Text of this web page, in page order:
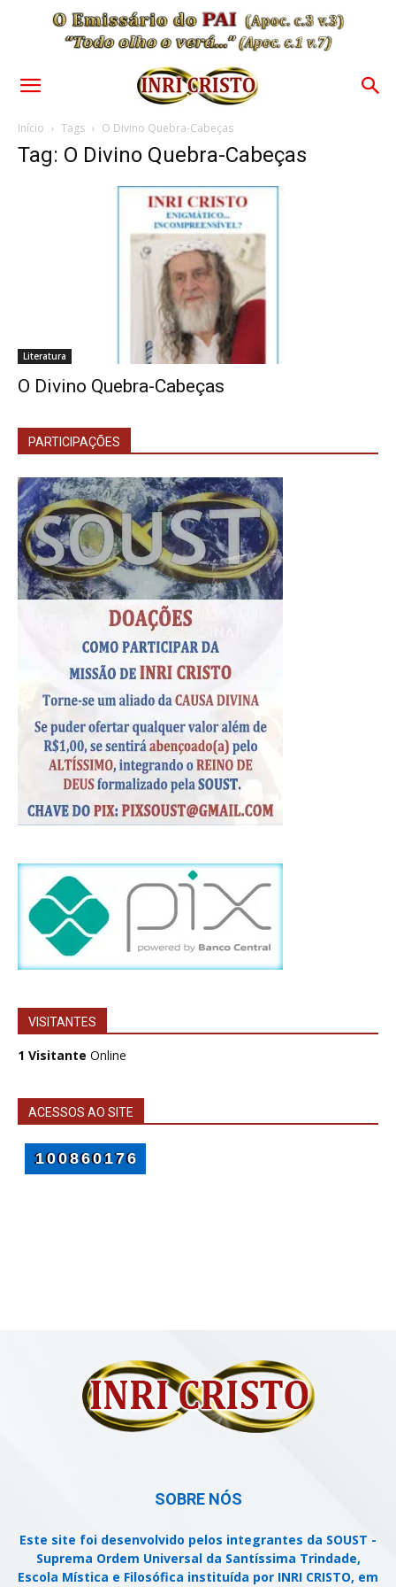
Início Tags O Divino Quebra-Cabeças
Tag: O Divino Quebra-Cabeças
Literatura
O Divino Quebra-Cabeças
PARTICIPAÇÕES
VISITANTES
1 Visitante Online
ACESSOS AO SITE
SOBRE NÓS
Este site foi desenvolvido pelos integrantes da SOUST -
Suprema Ordem Universal da Santíssima Trindade,
Escola Mística e Filosófica instituída por INRI CRISTO, em